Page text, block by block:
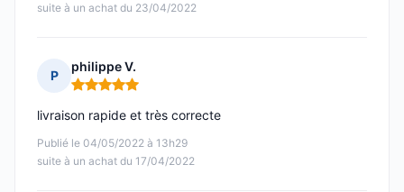
suite à un achat du 23/04/2022
P
philippe V.
Note : 5 sur 5
Publié le 04/05/2022 à 13h29
suite à un achat du 17/04/2022
livraison rapide et très correcte